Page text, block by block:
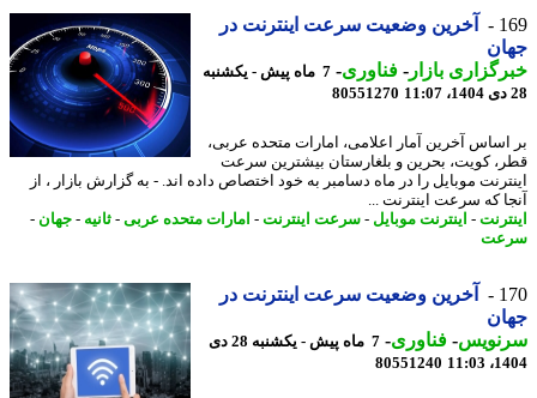
آخرین وضعیت سرعت اینترنت در
بازار- فناوری-
7 ماه پیش - یکشنبه
80551270
آخرین آمار اعلامی، امارات متحده عربی،
کویت، بحرین و بلغارستان بیشترین سرعت
موبایل را در ماه دسامبر به خود اختصاص داده اند. - به گزارش بازار ، از
که سرعت اینترنت ...
-اینترنت موبایل-سرعت اینترنت-امارات متحده عربی- ثانیه -جهان-
آخرین وضعیت سرعت اینترنت در
-فناوری-
7 ماه پیش - یکشنبه 28 دی
80551240